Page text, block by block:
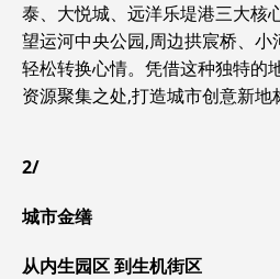
泰、大悦城、远洋乐堤港三大核
望运河中央公园,周边拱宸桥、
轻松转换心情。凭借这种独特的
资源聚集之处,打造城市创意新地
2/
城市金缮
从内生园区 到生机街区